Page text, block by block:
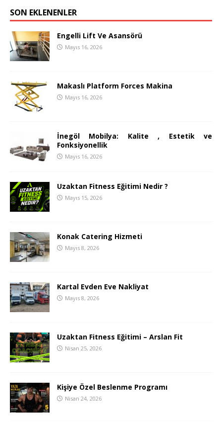
SON EKLENENLER
Engelli Lift Ve Asansörü
Mayıs 16, 2026
Makaslı Platform Forces Makina
Mayıs 16, 2026
İnegöl Mobilya: Kalite , Estetik ve
Fonksiyonellik
Mayıs 16, 2026
Uzaktan Fitness Eğitimi Nedir ?
Mayıs 15, 2026
Konak Catering Hizmeti
Mayıs 8, 2026
Kartal Evden Eve Nakliyat
Mayıs 8, 2026
Uzaktan Fitness Eğitimi – Arslan Fit
Nisan 25, 2026
Kişiye Özel Beslenme Programı
Nisan 24, 2026